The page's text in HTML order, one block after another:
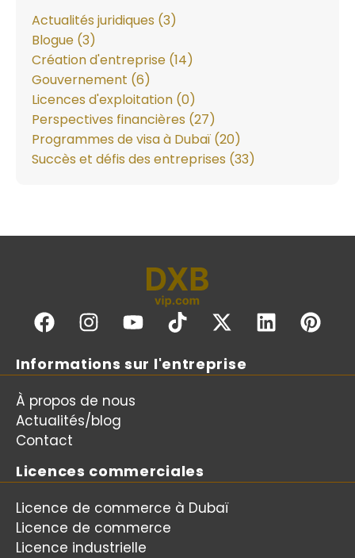
Actualités juridiques (3)
Blogue (3)
Création d'entreprise (14)
Gouvernement (6)
Licences d'exploitation (0)
Perspectives financières (27)
Programmes de visa à Dubaï (20)
Succès et défis des entreprises (33)
Informations sur l'entreprise
À propos de nous
Actualités/blog
Contact
Licences commerciales
Licence de commerce à Dubaï
Licence de commerce
Licence industrielle